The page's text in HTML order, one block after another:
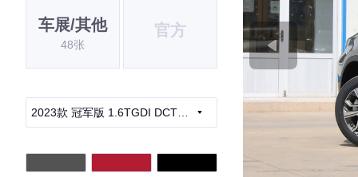
车展/其他
48张
官方
2023款 冠军版 1.6TGDI DCT非